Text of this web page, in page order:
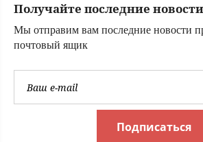
Получайте последние
Мы отправим вам последние новости
почтовый ящик
Подписаться